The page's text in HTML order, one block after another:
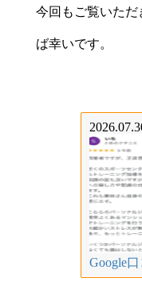
今回もご覧いた
ば幸いです。
Google